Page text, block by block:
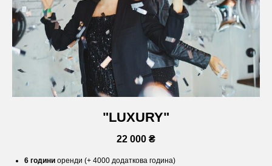
"LUXURY"
22 000 ₴
6 години оренди (+ 4000 додаткова година)